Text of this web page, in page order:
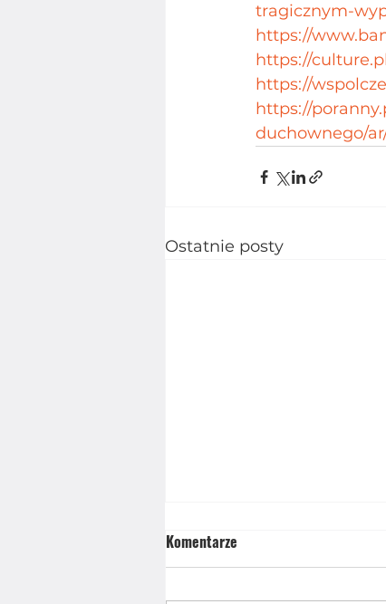
tragicznym-
https://
https://
https://
https://
duchownego/
Ostatnie posty
Komentarze